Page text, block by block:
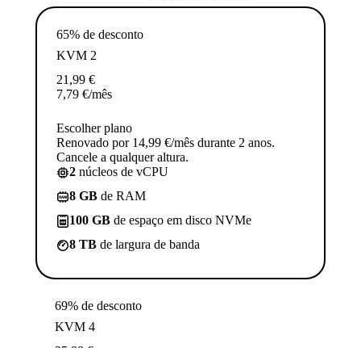
65% de desconto
KVM 2
21,99 €
7,79 €/mês
Escolher plano
Renovado por 14,99 €/mês durante 2 anos.
Cancele a qualquer altura.
2 núcleos de vCPU
8 GB de RAM
100 GB de espaço em disco NVMe
8 TB de largura de banda
69% de desconto
KVM 4